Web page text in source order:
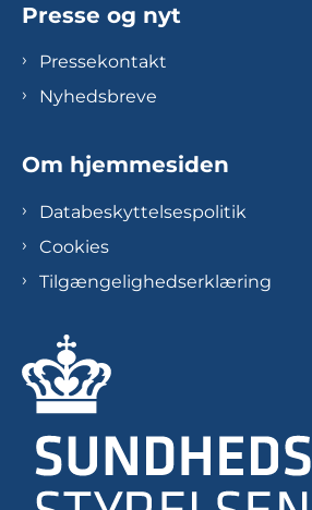
Presse og nyt
Pressekontakt
Nyhedsbreve
Om hjemmesiden
Databeskyttelsespolitik
Cookies
Tilgængelighedserklæring